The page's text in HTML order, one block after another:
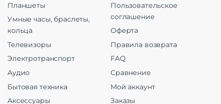
Планшеты
Умные часы, браслеты,
кольца
Телевизоры
Электротранспорт
Аудио
Бытовая техника
Аксессуары
Пользовательское
соглашение
Оферта
Правила возврата
FAQ
Сравнение
Мой аккаунт
Заказы